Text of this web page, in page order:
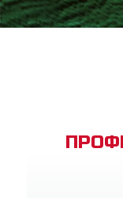
Bible App